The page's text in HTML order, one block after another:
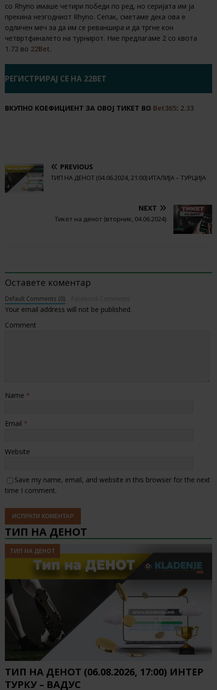
со Rhyno имаше четири победи по ред, но серијата им ја
прекина незгодниот Rhyno. Сепак, сметаме дека ова е
одличен меч за да им се реваншира и да тргне кон
четвртфиналето на турнирот. Ние предлагаме 2 со квота
1.72 во 22Bet.
РЕГИСТРИРАЈ СЕ НА 22BET
ВКУПНО КОЕФИЦИЕНТ ЗА ОВОЈ ТИКЕТ ВО Bet365: 2.33
PREVIOUS
ТИП НА ДЕНОТ (04.06.2024, 21:00) ИТАЛИЈА – ТУРЦИЈА
NEXT
Тикет на денот (вторник, 04.06.2024)
Оставете коментар
Default Comments (0)
Your email address will not be published.
Comment
Name *
Email *
Website
Save my name, email, and website in this browser for the next
time I comment.
ТИП НА ДЕНОТ
ТИП НА ДЕНОТ
ТИП НА ДЕНОТ (06.08.2026, 17:00) ИНТЕР
ТУРКУ – ВАДУС